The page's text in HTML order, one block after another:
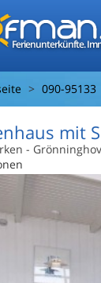
Ferienunterkünfte.
090-95133
mit
-